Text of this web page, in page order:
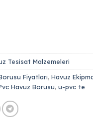
Tesisat Malzemeleri
Fiyatları, Havuz
Havuz Borusu, u-pvc te